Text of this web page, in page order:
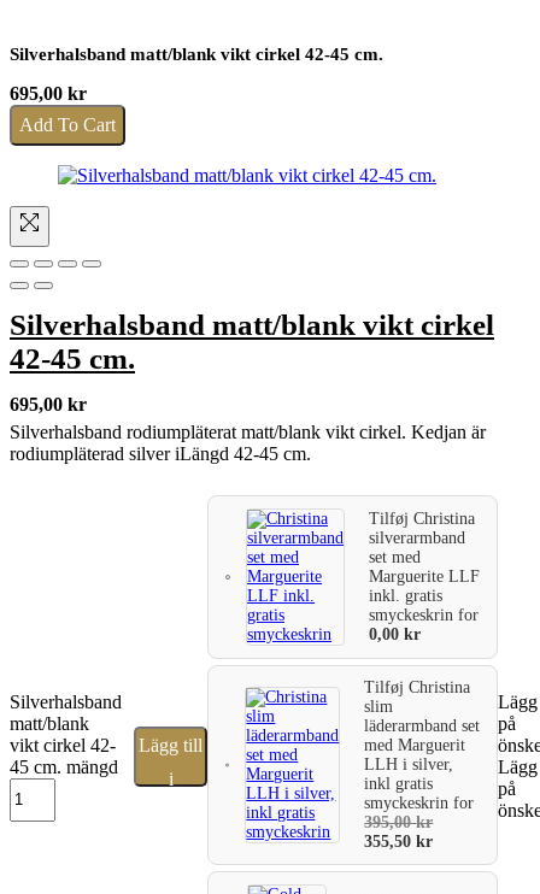
Silverhalsband matt/blank vikt cirkel 42-45 cm.
695,00 kr
Add To Cart
Silverhalsband matt/blank vikt cirkel
42-45 cm.
695,00 kr
Silverhalsband rodiumpläterat matt/blank vikt cirkel. Kedjan är
rodiumpläterad silver iLängd 42-45 cm.
Silverhalsband
matt/blank
vikt cirkel 42-
45 cm. mängd
Lägg till
i
TilføjChristina
silverarmband
set med
Marguerite LLF
inkl. gratis
smyckeskrinfor
0,00kr
TilføjChristina
slim
läderarmband set
med Marguerit
LLH i silver,
inkl gratis
smyckeskrinfor
395,00kr
355,50kr
på
på